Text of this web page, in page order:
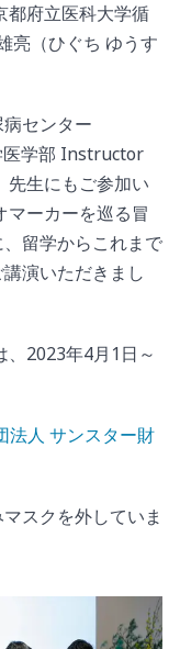
都府立医科大学循
亮（ひぐち ゆうす
センター
医学部 Instructor
先生にもご参加い
マーカーを巡る冒
留学からこれまで
演いただきまし
、2023年4月1日～
法人 サンスター財
スクを外していま